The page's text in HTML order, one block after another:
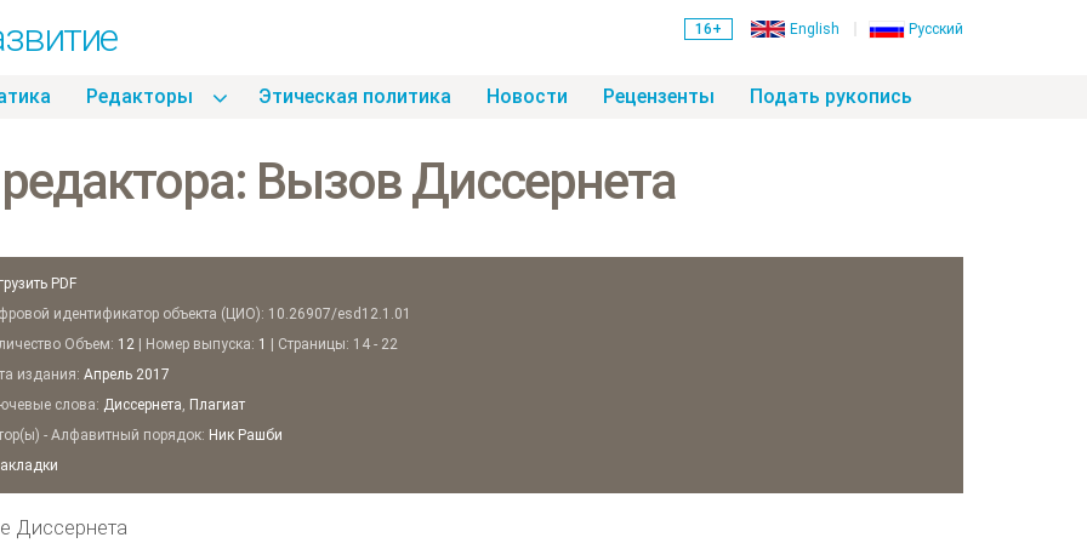
16+ English Русский
Pедакторы Этическая политика Hовости Рецензенты Подать рукопись
Вызов Диссернета
PDF
идентификатор объекта (ЦИО): 10.26907/esd12.1.01
Объем: 12| Номер выпуска: 1
| Страницы: 14 - 22
издания: Апрель 2017
слова: Диссернета, Плагиат
- Алфавитный порядок: Ник Рашби
Диссернета